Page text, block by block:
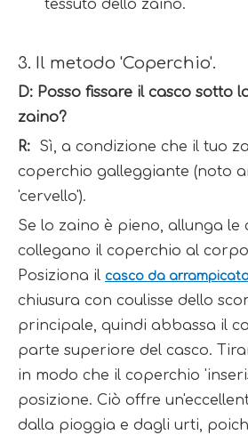
tessuto dello zaino.
3. Il metodo 'Coperchio'.
D: Posso fissare il casco sotto
zaino?
R:
Sì, a condizione che il tuo
coperchio galleggiante (noto
'cervello').
Se lo zaino è pieno, allunga le
collegano il coperchio al
Posiziona il casco da
chiusura con coulisse dello
principale, quindi abbassa il
parte superiore del casco.
in modo che il coperchio
posizione. Ciò offre
dalla pioggia e dagli urti,